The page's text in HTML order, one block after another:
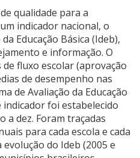
qualidade para a
indicador nacional, o
Educação Básica (Ideb),
e informação. O
fluxo escolar (aprovação
de desempenho nas
de Avaliação da Educação
indicador foi estabelecido
a dez. Foram traçadas
para cada escola e cada
evolução do Ideb (2005 e